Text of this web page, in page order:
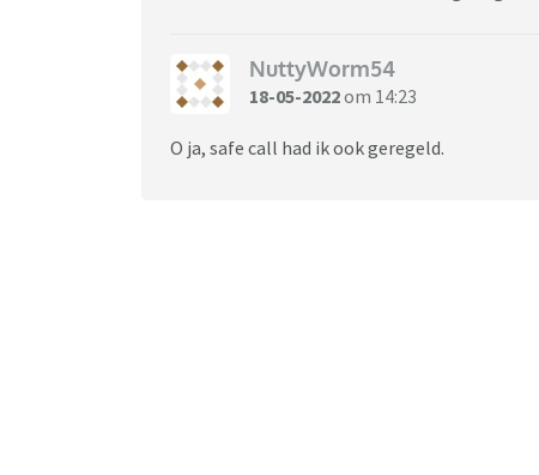
NuttyWorm54
18-05-2022om 14:23
O ja, safe call had ik ook geregeld.